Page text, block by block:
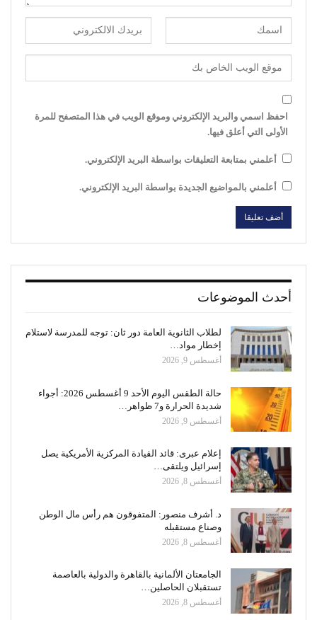
احفظ اسمي والبريد الإلكتروني وموقع الويب في هذا المتصفح للمرة
الأولى التي أعلق فيها.
أعلمني بمتابعة التعليقات بواسطة البريد الإلكتروني.
أعلمني بالمواضيع الجديدة بواسطة البريد الإلكتروني.
أحدث الموضوعات
لطلاب الثانوية العامة دور ثان: توجه للمدرسة لاستلام
إخطار مواد…
أغسطس 9, 2026
حالة الطقس اليوم الأحد 9 أغسطس 2026: أجواء
شديدة الحرارة و7 ظواهر…
أغسطس 9, 2026
إعلام عبرى: قائد القيادة المركزية الأمريكية يصل
إسرائيل ويلتقى…
أغسطس 8, 2026
د. أشرف منصور: المتفوقون هم رأس مال الوطن
وصناع مستقبله
أغسطس 8, 2026
الجامعتان الألمانية بالقاهرة والدولية بالعاصمة
تستقبلان الحاصلين…
أغسطس 8, 2026